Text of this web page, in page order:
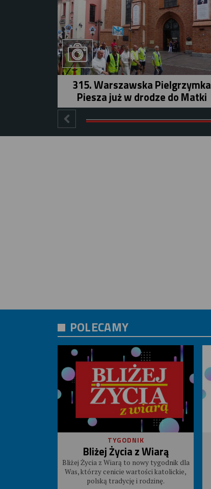
315. Warszawska Pielgrzymka
Piesza już w drodze do Matki
POLECAMY
TYGODNIK
Bliżej Życia z Wiarą
Bliżej Życia z Wiarą to nowy tygodnik dla
Was, którzy cenicie wartości katolickie,
polską tradycję i rodzinę.